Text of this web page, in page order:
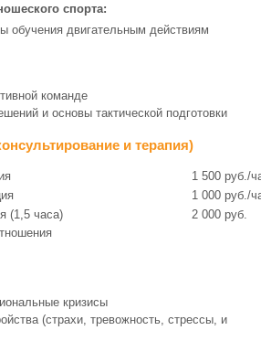
спорта:
обучения двигательным действиям
команде
и основы тактической подготовки
и терапия)
1 500 руб./
1 000 руб./
(1,5 часа)
2 000 руб.
кризисы
(страхи, тревожность, стрессы, и